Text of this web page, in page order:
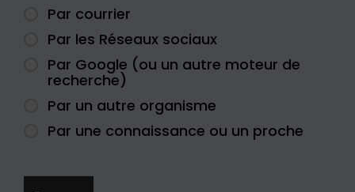
Par courrier
Par les Réseaux sociaux
Par Google (ou un autre moteur de
recherche)
Par un autre organisme
Par une connaissance ou un proche